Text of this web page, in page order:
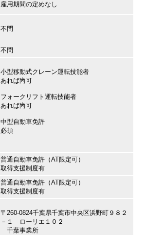
雇用期間の定めなし
不問
不問
小型移動式クレーン運転技能者
あれば尚可
フォークリフト運転技能者
あれば尚可
中型自動車免許
必須
普通自動車免許（AT限定可）
取得支援制度有
普通自動車免許（AT限定可）
取得支援制度有
〒260-0824千葉県千葉市中央区浜野町９８２
－１ ローリエ１０２
千葉事業所